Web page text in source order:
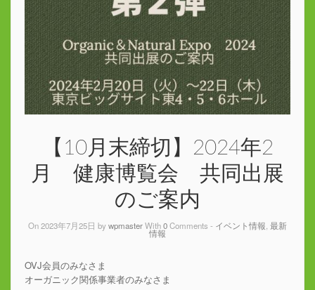
【10月末締切】2024年2
月 健康博覧会 共同出展
のご案内
On 2023年7月25日 bywpmasterWith0Comments - イベント情報 最新
情報
OVJ会員のみなさま
オーガニック関係事業者のみなさま